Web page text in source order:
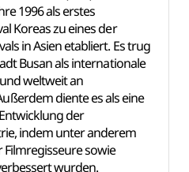
1996 als erstes
Koreas zu eines der
in Asien etabliert. Es trug
Busan als internationale
weltweit an
diente es als eine
der
indem unter anderem
sowie
wurden.